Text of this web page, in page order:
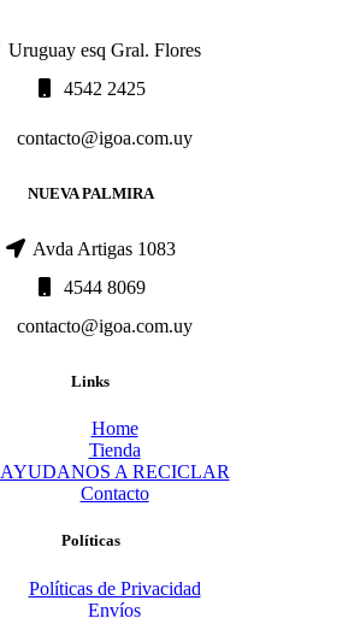
Uruguay esq Gral. Flores
4542 2425
contacto@igoa.com.uy
NUEVA PALMIRA
Avda Artigas 1083
4544 8069
contacto@igoa.com.uy
Links
Home
Tienda
AYUDANOS A RECICLAR
Contacto
Políticas
Políticas de Privacidad
Envíos